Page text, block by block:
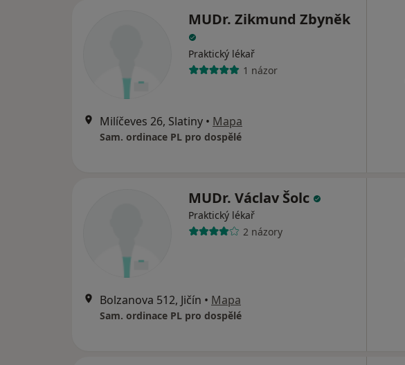
MUDr. Zikmund Zbyněk
Praktický lékař
1 názor
Milíčeves 26, Slatiny • Mapa
Sam. ordinace PL pro dospělé
MUDr. Václav Šolc
Praktický lékař
2 názory
Bolzanova 512, Jičín • Mapa
Sam. ordinace PL pro dospělé